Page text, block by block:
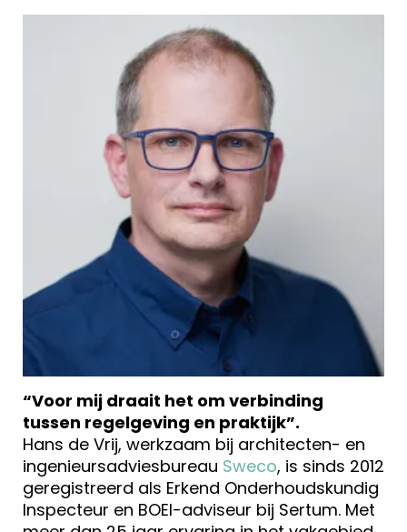
“Voor mij draait het om verbinding
tussen regelgeving en praktijk”.
Hans de Vrij, werkzaam bij architecten- en
ingenieursadviesbureau Sweco, is sinds 2012
geregistreerd als Erkend Onderhoudskundig
Inspecteur en BOEI-adviseur bij Sertum. Met